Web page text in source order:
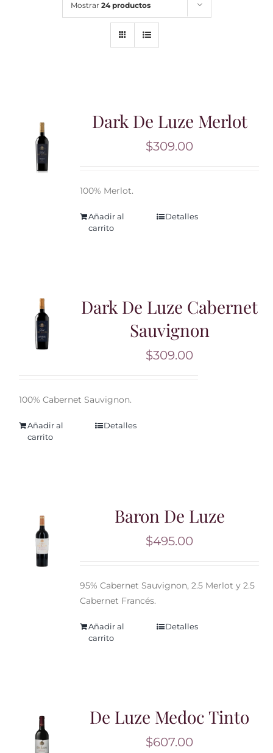
Mostrar 24 productos
Dark De Luze Merlot
$309.00
100% Merlot.
Añadir al
carrito
Detalles
Dark De Luze Cabernet
Sauvignon
$309.00
100% Cabernet Sauvignon.
Añadir al
carrito
Detalles
Baron De Luze
$495.00
95% Cabernet Sauvignon, 2.5 Merlot y 2.5
Cabernet Francés.
Añadir al
carrito
Detalles
De Luze Medoc Tinto
$607.00